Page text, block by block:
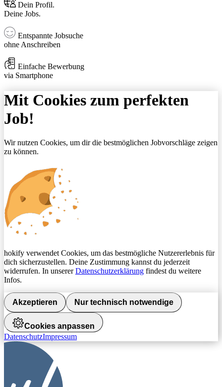
Dein Profil.
Deine Jobs.
Entspannte Jobsuche
ohne Anschreiben
Einfache Bewerbung
via Smartphone
Mit Cookies zum perfekten
Job!
Wir nutzen Cookies, um dir die bestmöglichen Jobvorschläge zeigen
zu können.
hokify verwendet Cookies, um das bestmögliche Nutzererlebnis für
dich sicherzustellen. Deine Zustimmung kannst du jederzeit
widerrufen. In unsererDatenschutzerklärung findest du weitere
Infos.
Akzeptieren Nur technisch notwendige
Cookies anpassen
DatenschutzImpressum